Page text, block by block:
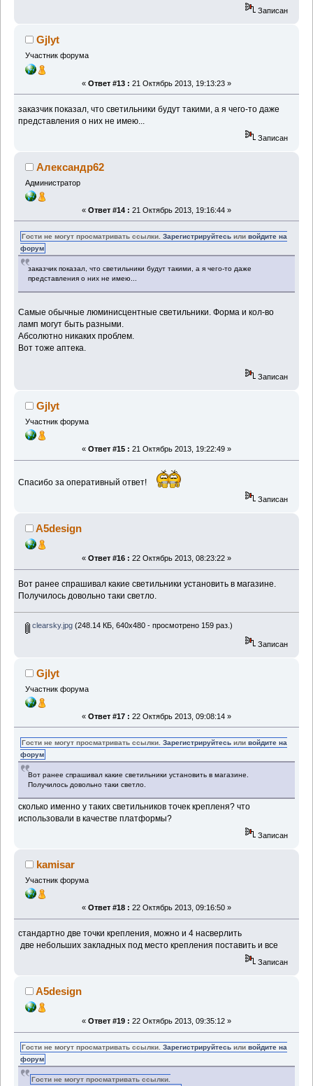
Записан
Gjlyt
Участник форума
« Ответ #13 : 21 Октябрь 2013, 19:13:23 »
заказчик показал, что светильники будут такими, а я чего-то даже
представления о них не имею...
Записан
Александр62
Администратор
« Ответ #14 : 21 Октябрь 2013, 19:16:44 »
Гости не могут просматривать ссылки.Зарегистрируйтесь иливойдите на
форум
заказчик показал, что светильники будут такими, а я чего-то даже
представления о них не имею...
Самые обычные люминисцентные светильники. Форма и кол-во
ламп могут быть разными.
Абсолютно никаких проблем.
Вот тоже аптека.
Записан
Gjlyt
Участник форума
« Ответ #15 : 21 Октябрь 2013, 19:22:49 »
Спасибо за оперативный ответ!
Записан
A5design
« Ответ #16 : 22 Октябрь 2013, 08:23:22 »
Вот ранее спрашивал какие светильники установить в магазине.
Получилось довольно таки светло.
clearsky.jpg(248.14 КБ, 640x480 - просмотрено 159 раз.)
Записан
Gjlyt
Участник форума
« Ответ #17 : 22 Октябрь 2013, 09:08:14 »
Гости не могут просматривать ссылки.Зарегистрируйтесь иливойдите на
форум
Вот ранее спрашивал какие светильники установить в магазине.
Получилось довольно таки светло.
сколько именно у таких светильников точек крепленя? что
использовали в качестве платформы?
Записан
kamisar
Участник форума
« Ответ #18 : 22 Октябрь 2013, 09:16:50 »
стандартно две точки крепления, можно и 4 насверлить
две небольших закладных под место крепления поставить и все
Записан
A5design
« Ответ #19 : 22 Октябрь 2013, 09:35:12 »
Гости не могут просматривать ссылки.Зарегистрируйтесь иливойдите на
форум
Гости не могут просматривать ссылки.